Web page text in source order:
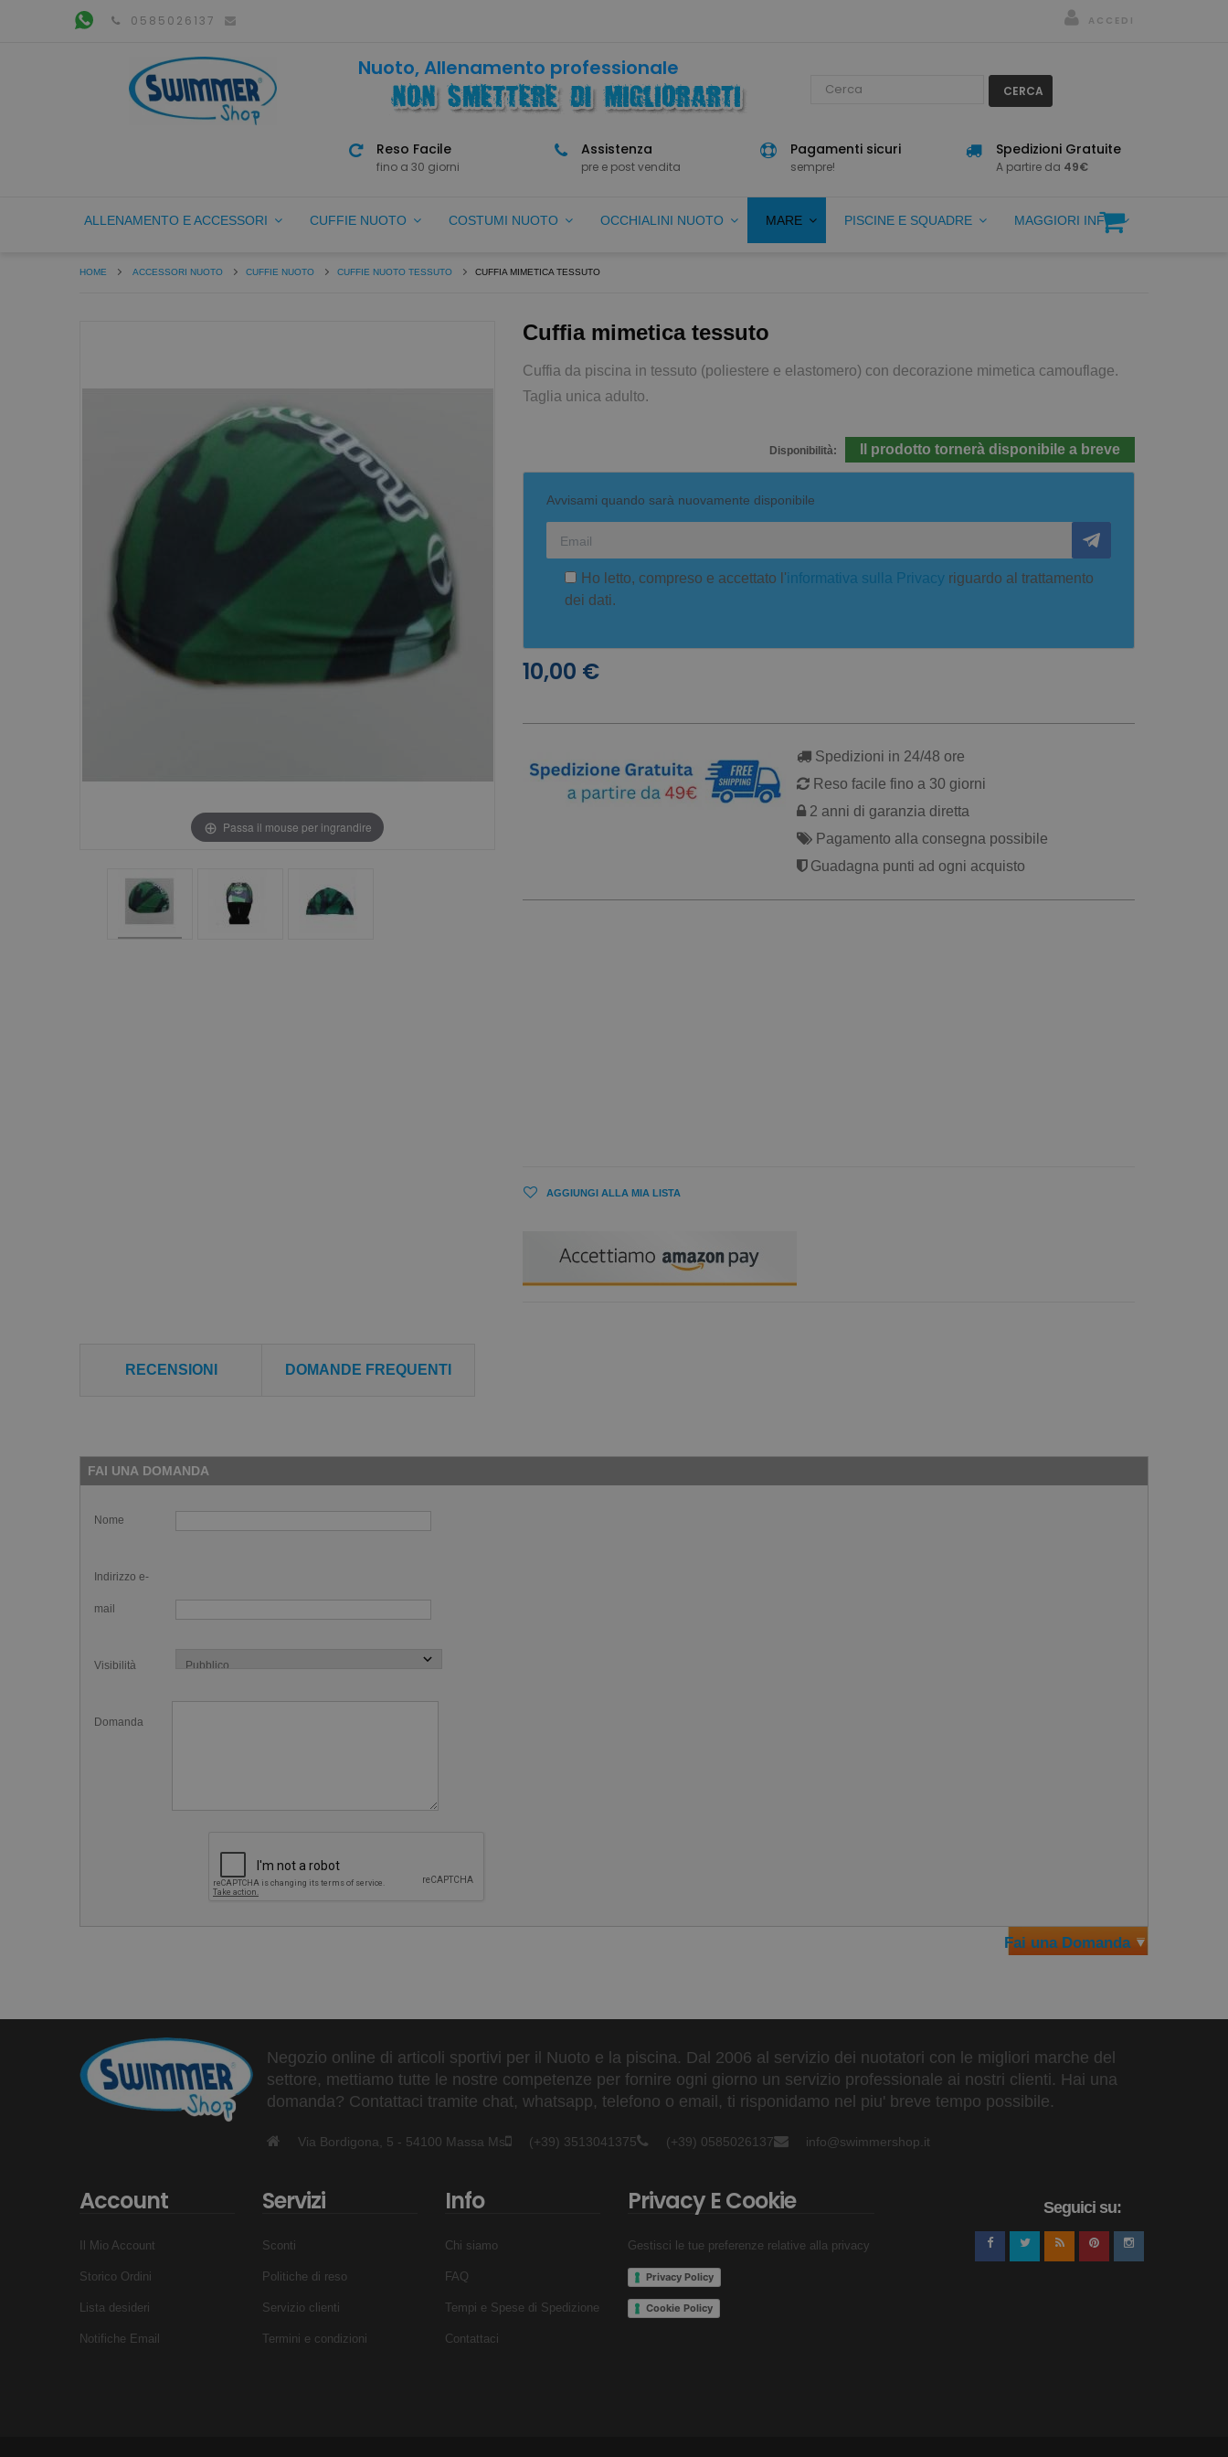
0585026137 ACCEDI
Nuoto, Allenamento professionale
CERCA
Reso Facile
fino a 30 giorni
Assistenza
pre e post vendita
Pagamenti sicuri
sempre!
Spedizioni Gratuite
A partire da 49€
ALLENAMENTO E ACCESSORI CUFFIE NUOTO COSTUMI NUOTO OCCHIALINI NUOTO MARE PISCINE E SQUADRE MAGGIORI INFO
HOME ACCESSORI NUOTO CUFFIE NUOTO CUFFIE NUOTO TESSUTO CUFFIA MIMETICA TESSUTO
Passa il mouse per ingrandire
Cuffia mimetica tessuto
Cuffia da piscina in tessuto (poliestere e elastomero) con decorazione mimetica camouflage.
Taglia unica adulto.
Disponibilità: Il prodotto tornerà disponibile a breve
Avvisami quando sarà nuovamente disponibile
Ho letto, compreso e accettato l'informativa sulla Privacy riguardo al trattamento
dei dati.
10,00 €
Spedizioni in 24/48 ore
Reso facile fino a 30 giorni
2 anni di garanzia diretta
Pagamento alla consegna possibile
Guadagna punti ad ogni acquisto
AGGIUNGI ALLA MIA LISTA
RECENSIONI DOMANDE FREQUENTI
FAI UNA DOMANDA
Nome
Indirizzo e-
mail
Visibilità
Domanda
Fai una Domanda
Negozio online di articoli sportivi per il Nuoto e la piscina. Dal 2006 al servizio dei nuotatori con le migliori marche del
settore, mettiamo tutte le nostre competenze per fornire ogni giorno un servizio professionale ai nostri clienti. Hai una
domanda? Contattaci tramite chat, whatsapp, telefono o email, ti risponidamo nel piu' breve tempo possibile.
Via Bordigona, 5 - 54100 Massa Ms (+39) 3513041375 (+39) 0585026137 info@swimmershop.it
Account
Il Mio Account
Storico Ordini
Lista desideri
Notifiche Email
Servizi
Sconti
Politiche di reso
Servizio clienti
Termini e condizioni
Info
Chi siamo
FAQ
Tempi e Spese di Spedizione
Contattaci
Privacy E Cookie
Gestisci le tue preferenze relative alla privacy
Privacy Policy
Cookie Policy
Seguici su: